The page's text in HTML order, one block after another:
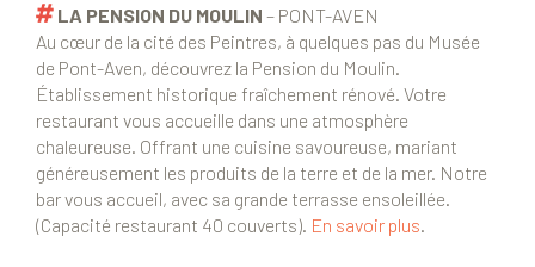
LA PENSION DU MOULIN – PONT-AVEN
Au cœur de la cité des Peintres, à quelques pas du Musée
de Pont-Aven, découvrez la Pension du Moulin.
Établissement historique fraîchement rénové. Votre
restaurant vous accueille dans une atmosphère
chaleureuse. Offrant une cuisine savoureuse, mariant
généreusement les produits de la terre et de la mer. Notre
bar vous accueil, avec sa grande terrasse ensoleillée.
(Capacité restaurant 40 couverts). En savoir plus.